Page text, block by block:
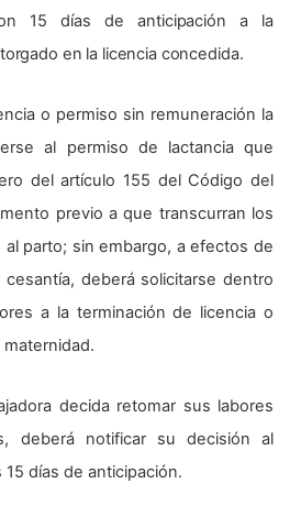
15 días de anticipación a la
en la licencia concedida.
o permiso sin remuneración la
al permiso de lactancia que
del artículo 155 del Código del
previo a que transcurran los
parto; sin embargo, a efectos de
deberá solicitarse dentro
a la terminación de licencia o
decida retomar sus labores
deberá notificar su decisión al
días de anticipación.